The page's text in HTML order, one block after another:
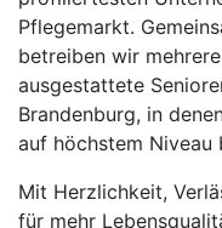
Pflegemarkt.
betreiben wir
ausgestattete
Brandenburg, in
auf höchstem Niveau
Mit Herzlichkeit,
für mehr